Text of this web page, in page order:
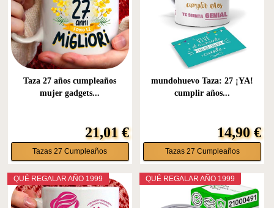
Taza 27 años cumpleaños
mujer gadgets...
21,01 €
Tazas 27 Cumpleaños
mundohuevo Taza: 27 ¡YA!
cumplir años...
14,90 €
Tazas 27 Cumpleaños
QUÉ REGALAR AÑO 1999 QUÉ REGALAR AÑO 1999